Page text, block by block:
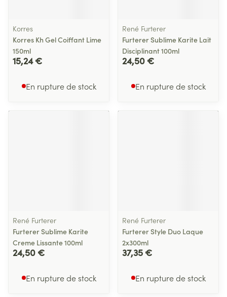
Korres
Korres Kh Gel Coiffant Lime
150ml
15,24 €
En rupture de stock
René Furterer
Furterer Sublime Karite Lait
Disciplinant 100ml
24,50 €
En rupture de stock
René Furterer
Furterer Sublime Karite
Creme Lissante 100ml
24,50 €
En rupture de stock
René Furterer
Furterer Style Duo Laque
2x300ml
37,35 €
En rupture de stock